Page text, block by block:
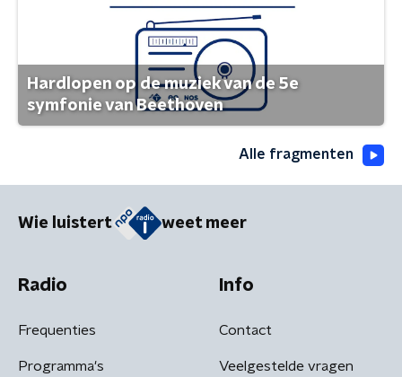
Hardlopen op de muziek van de 5e
symfonie van Beethoven
Alle fragmenten
Wie luistert weet meer
Radio
Frequenties
Programma's
Info
Contact
Veelgestelde vragen